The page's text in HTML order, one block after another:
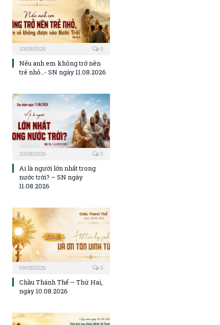
10/08/2026 0
Nếu anh em không trở nên
trẻ nhỏ…- SN ngày 11.08.2026
10/08/2026 0
Ai là người lớn nhất trong
nước trời? – SN ngày
11.08.2026
09/08/2026 0
Chầu Thánh Thể – Thứ Hai,
ngày 10.08.2026